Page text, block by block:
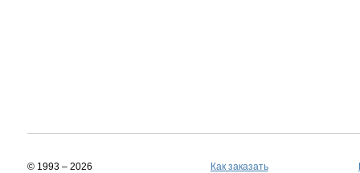
© 1993 – 2026
Как заказать